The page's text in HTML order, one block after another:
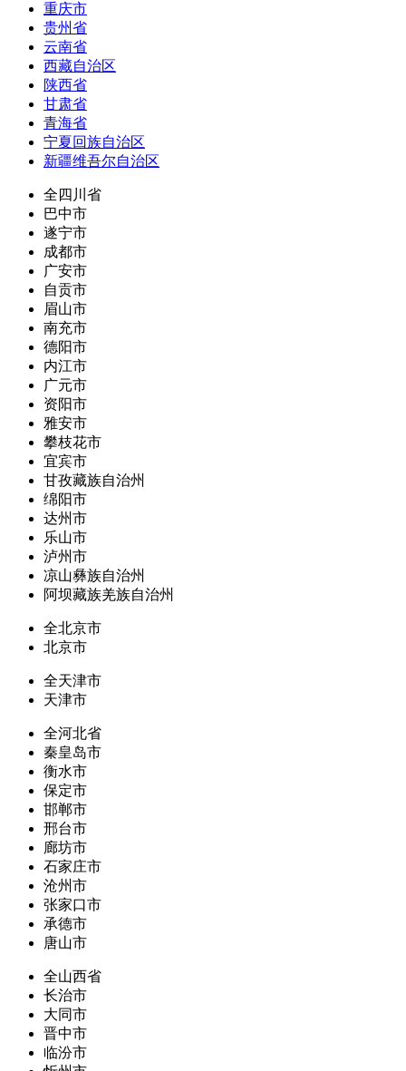
重庆市
贵州省
云南省
西藏自治区
陕西省
甘肃省
青海省
宁夏回族自治区
新疆维吾尔自治区
全四川省
巴中市
遂宁市
成都市
广安市
自贡市
眉山市
南充市
德阳市
内江市
广元市
资阳市
雅安市
攀枝花市
宜宾市
甘孜藏族自治州
绵阳市
达州市
乐山市
泸州市
凉山彝族自治州
阿坝藏族羌族自治州
全北京市
北京市
全天津市
天津市
全河北省
秦皇岛市
衡水市
保定市
邯郸市
邢台市
廊坊市
石家庄市
沧州市
张家口市
承德市
唐山市
全山西省
长治市
大同市
晋中市
临汾市